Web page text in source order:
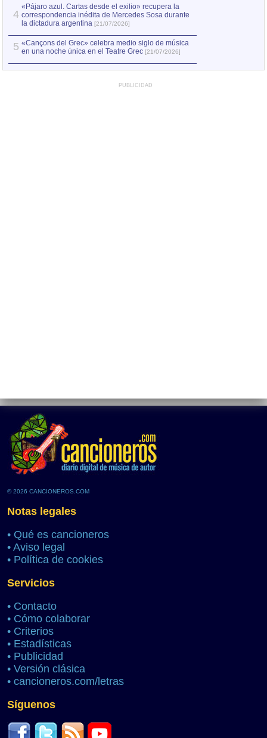
4
«Pájaro azul. Cartas desde el exilio» recupera la
correspondencia inédita de Mercedes Sosa durante
la dictadura argentina [21/07/2026]
5 «Cançons del Grec» celebra medio siglo de música
en una noche única en el Teatre Grec [21/07/2026]
PUBLICIDAD
© 2026 CANCIONEROS.COM
Notas legales
• Qué es cancioneros
• Aviso legal
• Política de cookies
Servicios
• Contacto
• Cómo colaborar
• Criterios
• Estadísticas
• Publicidad
• Versión clásica
• cancioneros.com/letras
Síguenos